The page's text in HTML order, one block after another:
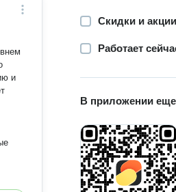
и
Скидки и акции
Работает
В приложении